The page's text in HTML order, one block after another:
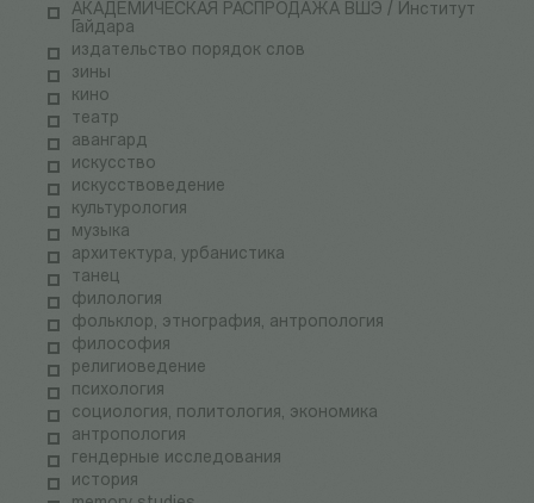
АКАДЕМИЧЕСКАЯ РАСПРОДАЖА ВШЭ / Институт
Гайдара
издательство порядок слов
зины
кино
театр
авангард
искусство
искусствоведение
культурология
музыка
архитектура, урбанистика
танец
филология
фольклор, этнография, антропология
философия
религиоведение
психология
социология, политология, экономика
антропология
гендерные исследования
история